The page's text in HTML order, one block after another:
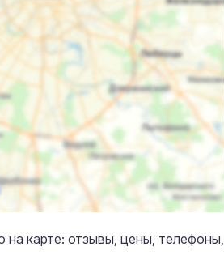
на карте: отзывы, цены, телефоны,